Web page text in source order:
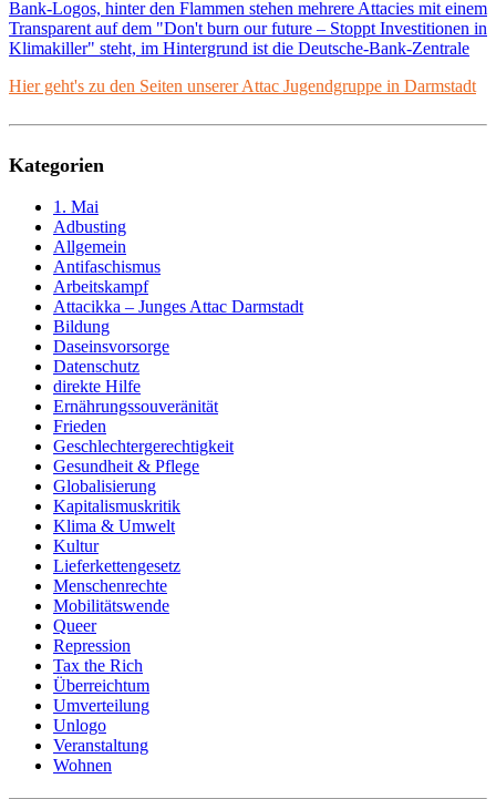
Hier geht's zu den Seiten unserer Attac Jugendgruppe in Darmstadt
Kategorien
1. Mai
Adbusting
Allgemein
Antifaschismus
Arbeitskampf
Attacikka – Junges Attac Darmstadt
Bildung
Daseinsvorsorge
Datenschutz
direkte Hilfe
Ernährungssouveränität
Frieden
Geschlechtergerechtigkeit
Gesundheit & Pflege
Globalisierung
Kapitalismuskritik
Klima & Umwelt
Kultur
Lieferkettengesetz
Menschenrechte
Mobilitätswende
Queer
Repression
Tax the Rich
Überreichtum
Umverteilung
Unlogo
Veranstaltung
Wohnen